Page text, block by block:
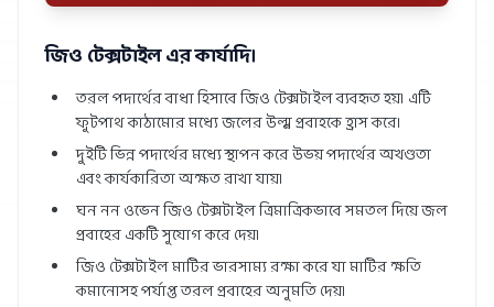
জিও টেক্সটাইল এর কার্যাদি।
তরল পদার্থের বাধা হিসাবে জিও টেক্সটাইল ব্যবহৃত হয়। এটি
ফুটপাথ কাঠামোর মধ্যে জলের উল্ম্ব প্রবাহকে হ্রাস করে।
দুইটি ভিন্ন পদার্থের মধ্যে স্থাপন করে উভয় পদার্থের অখণ্ডতা
এবং কার্যকারিতা অক্ষত রাখা যায়।
ঘন নন ওভেন জিও টেক্সটাইল ত্রিমাত্রিকভাবে সমতল দিয়ে জল
প্রবাহের একটি সুযোগ করে দেয়।
জিও টেক্সটাইল মাটির ভারসাম্য রক্ষা করে যা মাটির ক্ষতি
কমানোসহ পর্যাপ্ত তরল প্রবাহের অনুমতি দেয়।